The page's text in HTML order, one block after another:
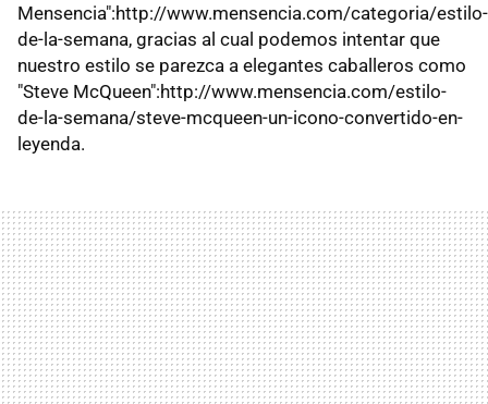
Mensencia":http://www.mensencia.com/categoria/estilo-
de-la-semana, gracias al cual podemos intentar que
nuestro estilo se parezca a elegantes caballeros como
"Steve McQueen":http://www.mensencia.com/estilo-
de-la-semana/steve-mcqueen-un-icono-convertido-en-
leyenda.